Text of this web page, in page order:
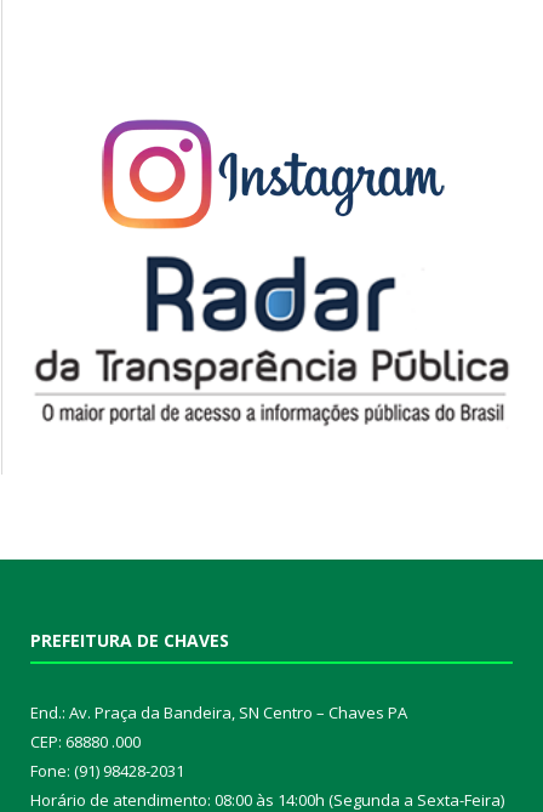
PREFEITURA DE CHAVES
End.: Av. Praça da Bandeira, SN Centro – Chaves PA
CEP: 68880 .000
Fone: (91) 98428-2031
Horário de atendimento: 08:00 às 14:00h (Segunda a Sexta-Feira)